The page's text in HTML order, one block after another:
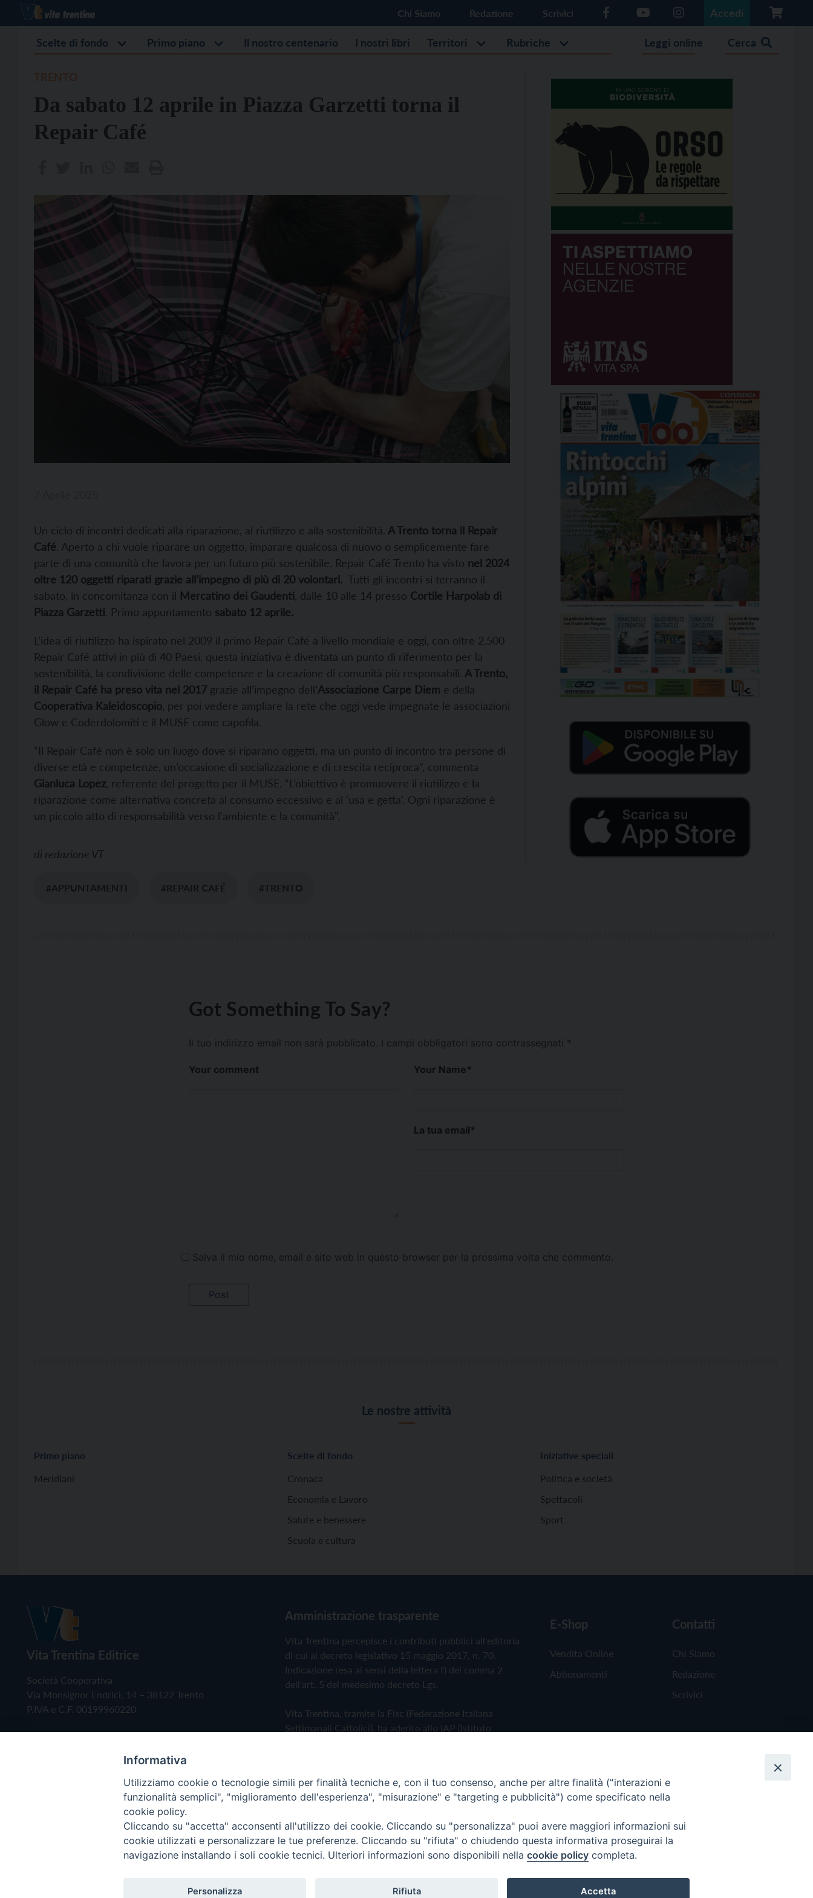
Chi Siamo Redazione Scrivici Accedi
Scelte di fondo Primo piano Il nostro centenario I nostri libri Territori Rubriche Leggi online Cerca
Da sabato 12 aprile in Piazza Garzetti torna il
Repair Café
Un ciclo di incontri dedicati alla riparazione, al riutilizzo e alla sostenibilità. A Trento torna il Repair
Café. Aperto a chi vuole riparare un oggetto, imparare qualcosa di nuovo o semplicemente fare
parte di una comunità che lavora per un futuro più sostenibile. Repair Café Trento ha visto nel 2024
oltre 120 oggetti riparati grazie all’impegno di più di 20 volontari. Tutti gli incontri si terranno il
sabato, in concomitanza con il Mercatino dei Gaudenti , dalle 10 alle 14 presso Cortile Harpolab di
Piazza Garzetti. Primo appuntamento sabato 12 aprile.
L’idea di riutilizzo ha ispirato nel 2009 il primo Repair Café a livello mondiale e oggi, con oltre 2.500
Repair Café attivi in più di 40 Paesi, questa iniziativa è diventata un punto di riferimento per la
sostenibilità, la condivisione delle competenze e la creazione di comunità più responsabili. A Trento,
il Repair Café ha preso vita nel 2017 grazie all’impegno dell’Associazione Carpe Diem e della
Cooperativa Kaleidoscopio , per poi vedere ampliare la rete che oggi vede impegnate le associazioni
Glow e Coderdolomiti e il MUSE come capofila.
“Il Repair Café non è solo un luogo dove si riparano oggetti, ma un punto di incontro tra persone di
diverse età e competenze, un’occasione di socializzazione e di crescita reciproca”, commenta
Gianluca Lopez , referente del progetto per il MUSE. “L’obiettivo è promuovere il riutilizzo e la
riparazione come alternativa concreta al consumo eccessivo e al ‘usa e getta’. Ogni riparazione è
un piccolo atto di responsabilità verso l’ambiente e la comunità”.
di redazione VT
#APPUNTAMENTI #REPAIR CAFÉ #TRENTO
Got Something To Say?
Il tuo indirizzo email non sarà pubblicato. I campi obbligatori sono contrassegnati *
Your comment Your Name*
La tua email*
Salva il mio nome, email e sito web in questo browser per la prossima volta che commento.
Le nostre attività
Primo piano
Meridiani
Scelte di fondo
Cronaca
Economia e Lavoro
Salute e benessere
Scuola e cultura
Iniziative speciali
Politica e società
Spettacoli
Sport
Vita Trentina Editrice
Società Cooperativa
Via Monsignor Endrici, 14 – 38122 Trento
P.IVA e C.F. 00199960220
Amministrazione trasparente
Vita Trentina percepisce i contributi pubblici all'editoria
di cui al decreto legislativo 15 maggio 2017, n. 70.
Indicazione resa ai sensi della lettera f) del comma 2
dell'art. 5 del medesimo decreto Lgs.
Vita Trentina, tramite la Fisc (Federazione Italiana
Settimanali Cattolici), ha aderito allo IAP (Istituto
Privacy Policy Cookie Policy
E-Shop
Vendita Online
Abbonamenti
Contatti
Chi Siamo
Redazione
Scrivici
Copyright © 2019 - Tutti i diritti riservati - Vita Trentina Editrice
Informativa
Utilizziamo cookie o tecnologie simili per finalità tecniche e, con il tuo consenso, anche per altre finalità ("interazioni e
funzionalità semplici", "miglioramento dell'esperienza", "misurazione" e "targeting e pubblicità") come specificato nella
cookie policy.
Cliccando su "accetta" acconsenti all'utilizzo dei cookie. Cliccando su "personalizza" puoi avere maggiori informazioni sui
cookie utilizzati e personalizzare le tue preferenze. Cliccando su "rifiuta" o chiudendo questa informativa proseguirai la
navigazione installando i soli cookie tecnici. Ulteriori informazioni sono disponibili nella cookie policy completa.
Personalizza Rifiuta Accetta